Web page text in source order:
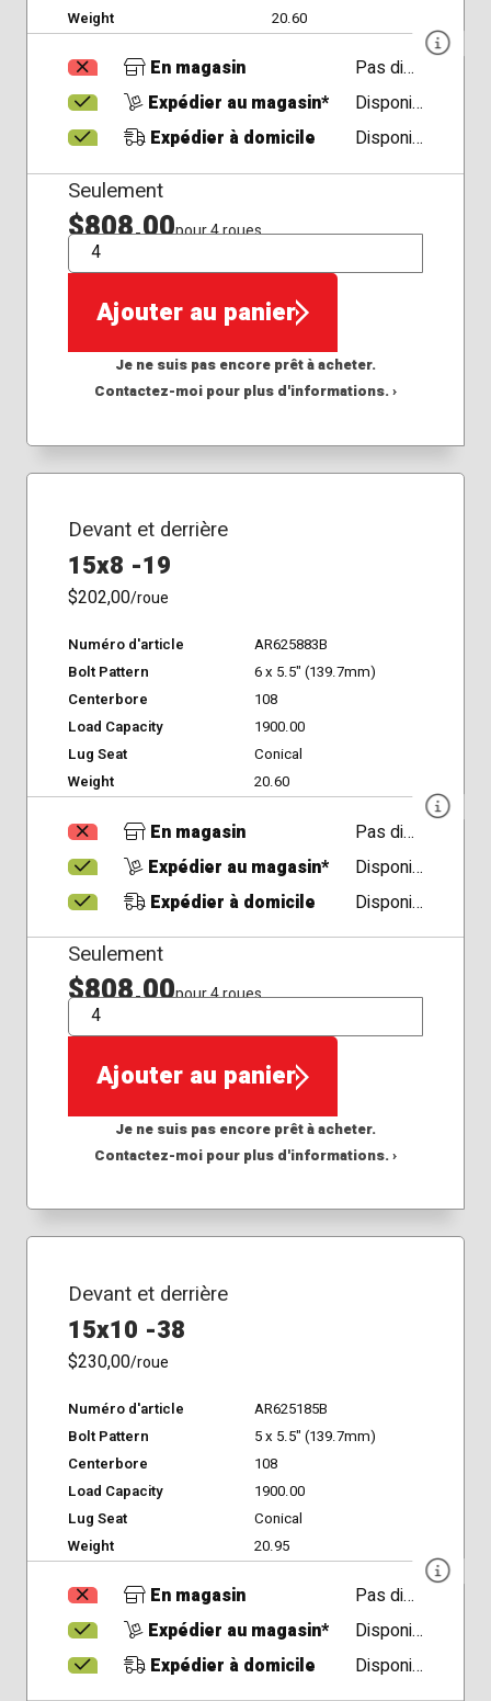
Weight
20.60
En magasin
Pas disponible
Expédier au magasin*
Disponible
Expédier à domicile
Disponible
Seulement
$808,00pour 4 roues
QTÉ
Ajouter au panier
Je ne suis pas encore prêt à acheter.
Contactez-moi pour plus d'informations. ›
Devant et derrière
15x8 -19
$202,00/roue
Numéro d'article
AR625883B
Bolt Pattern
6 x 5.5" (139.7mm)
Centerbore
108
Load Capacity
1900.00
Lug Seat
Conical
Weight
20.60
En magasin
Pas disponible
Expédier au magasin*
Disponible
Expédier à domicile
Disponible
Seulement
$808,00pour 4 roues
QTÉ
Ajouter au panier
Je ne suis pas encore prêt à acheter.
Contactez-moi pour plus d'informations. ›
Devant et derrière
15x10 -38
$230,00/roue
Numéro d'article
AR625185B
Bolt Pattern
5 x 5.5" (139.7mm)
Centerbore
108
Load Capacity
1900.00
Lug Seat
Conical
Weight
20.95
En magasin
Pas disponible
Expédier au magasin*
Disponible
Expédier à domicile
Disponible